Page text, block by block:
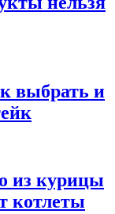
выбрать и
из курицы
котлеты